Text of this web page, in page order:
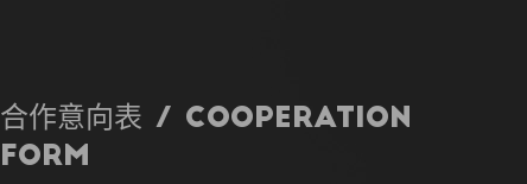
合作意向表 / Cooperation
Form